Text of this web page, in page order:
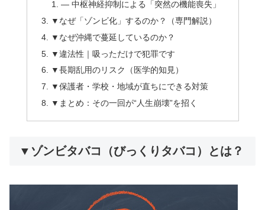
— 中枢神経抑制による「突然の機能喪失」
▼なぜ「ゾンビ化」するのか？（専門解説）
▼なぜ沖縄で蔓延しているのか？
▼違法性｜吸っただけで犯罪です
▼長期乱用のリスク（医学的知見）
▼保護者・学校・地域が直ちにできる対策
▼まとめ：その一回が“人生崩壊”を招く
▼ゾンビタバコ（びっくりタバコ）とは？